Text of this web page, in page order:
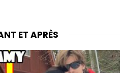
ET APRÈS